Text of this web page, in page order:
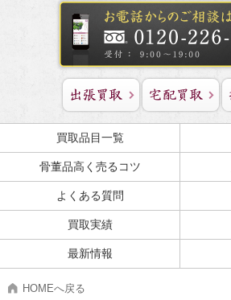
買取品目一覧
骨董品高く売るコツ
よくある質問
買取実績
最新情報
HOMEへ戻る